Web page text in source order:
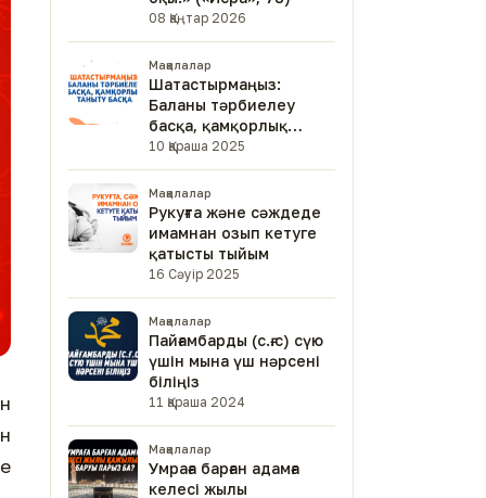
08 Қаңтар 2026
Мақалалар
Шатастырмаңыз:
Баланы тәрбиелеу
басқа, қамқорлық
таныту басқа
10 Қараша 2025
Мақалалар
Рукуғта және сәждеде
имамнан озып кетуге
қатысты тыйым
16 Сәуір 2025
Мақалалар
Пайғамбарды (с.ғ.с) сүю
үшін мына үш нәрсені
біліңіз
11 Қараша 2024
Мақалалар
Умраға барған адамға
келесі жылы